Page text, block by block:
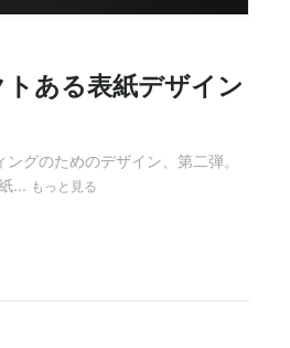
ある表紙デザイン
グのためのデザイン、第二弾。
... もっと見る